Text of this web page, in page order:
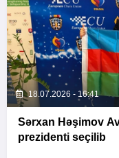
18.07.2026 - 16:41
Sərxan Həşimov
prezidenti seçilib